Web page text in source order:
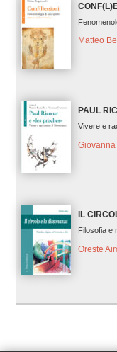
Matteo
PAUL
Vivere e
IL
Filosofia e
Oreste